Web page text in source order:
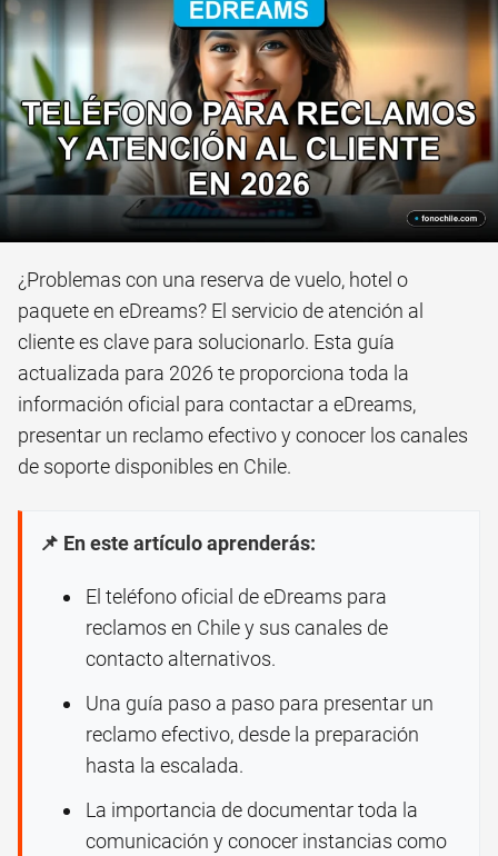
¿Problemas con una reserva de vuelo, hotel o
paquete en eDreams? El servicio de atención al
cliente es clave para solucionarlo. Esta guía
actualizada para 2026 te proporciona toda la
información oficial para contactar a eDreams,
presentar un reclamo efectivo y conocer los canales
de soporte disponibles en Chile.
📌 En este artículo aprenderás:
El teléfono oficial de eDreams para
reclamos en Chile y sus canales de
contacto alternativos.
Una guía paso a paso para presentar un
reclamo efectivo, desde la preparación
hasta la escalada.
La importancia de documentar toda la
comunicación y conocer instancias como